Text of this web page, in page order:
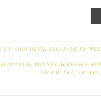
EN AMOUREUX, ESCAPADE ET
BLOGUEUR, BONNES ADRESSES,
TOURMALET, TRAVEL,